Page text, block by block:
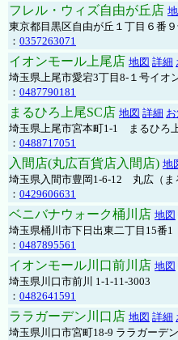
フレル・ウィズ自由が丘店
東京都目黒区自由が丘１丁目６番
： 0357263071
イオンモール上尾店 地図 詳細
埼玉県上尾市愛宕3丁目8-１号イオ
： 0487790181
まるひろ上尾SC店 地図 詳細
埼玉県上尾市宮本町1-1 まるひろ
： 0488717051
入間店(丸広百貨店入間店) 地
埼玉県入間市豊岡1-6-12 丸広（ま
： 0429606631
ベニバナウォーク桶川店 地図
埼玉県桶川市下日出東二丁目15番
： 0487895561
イオンモール川口前川店 地図
埼玉県川口市前川 1-1-11-3003
： 0482641591
ララガーデン川口店 地図 詳細
埼玉県川口市宮町18-9 ララガーデ